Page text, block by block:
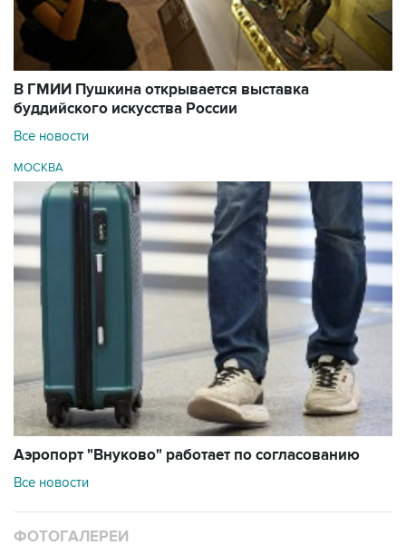
В ГМИИ Пушкина открывается выставка
буддийского искусства России
Все новости
МОСКВА
Аэропорт "Внуково" работает по согласованию
Все новости
ФОТОГАЛЕРЕИ